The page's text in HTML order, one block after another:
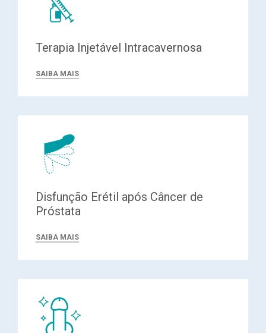
Terapia Injetável Intracavernosa
SAIBA MAIS
Disfunção Erétil após Câncer de
Próstata
SAIBA MAIS